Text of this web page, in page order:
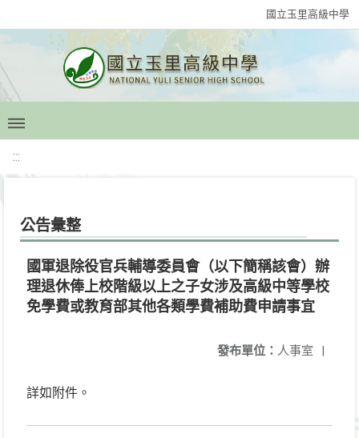
國立玉里高級中學
:::
公告彙整
國軍退除役官兵輔導委員會（以下簡稱該會）辦
理退休俸上校階級以上之子女涉及高級中等學校
免學費或教育部其他各類學費補助費申請事宜
發布單位： 人事室 |
詳如附件。